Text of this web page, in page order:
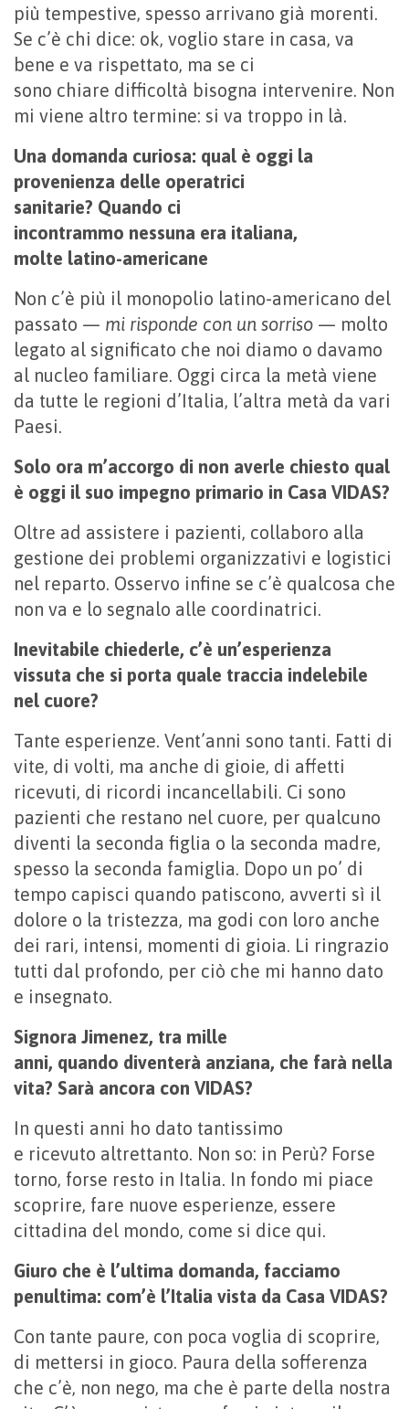
più tempestive, spesso arrivano già morenti.
Se c’è chi dice: ok, voglio stare in casa, va
bene e va rispettato, ma se ci
sono chiare difficoltà bisogna intervenire. Non
mi viene altro termine: si va troppo in là.
Una domanda curiosa: qual è oggi la
provenienza delle operatrici
sanitarie? Quando ci
incontrammo nessuna era italiana,
molte latino-americane
Non c’è più il monopolio latino-americano del
passato — mi risponde con un sorriso — molto
legato al significato che noi diamo o davamo
al nucleo familiare. Oggi circa la metà viene
da tutte le regioni d’Italia, l’altra metà da vari
Paesi.
Solo ora m’accorgo di non averle chiesto qual
è oggi il suo impegno primario in Casa VIDAS?
Oltre ad assistere i pazienti, collaboro alla
gestione dei problemi organizzativi e logistici
nel reparto. Osservo infine se c’è qualcosa che
non va e lo segnalo alle coordinatrici.
Inevitabile chiederle, c’è un’esperienza
vissuta che si porta quale traccia indelebile
nel cuore?
Tante esperienze. Vent’anni sono tanti. Fatti di
vite, di volti, ma anche di gioie, di affetti
ricevuti, di ricordi incancellabili. Ci sono
pazienti che restano nel cuore, per qualcuno
diventi la seconda figlia o la seconda madre,
spesso la seconda famiglia. Dopo un po’ di
tempo capisci quando patiscono, avverti sì il
dolore o la tristezza, ma godi con loro anche
dei rari, intensi, momenti di gioia. Li ringrazio
tutti dal profondo, per ciò che mi hanno dato
e insegnato.
Signora Jimenez, tra mille
anni, quando diventerà anziana, che farà nella
vita? Sarà ancora con VIDAS?
In questi anni ho dato tantissimo
e ricevuto altrettanto. Non so: in Perù? Forse
torno, forse resto in Italia. In fondo mi piace
scoprire, fare nuove esperienze, essere
cittadina del mondo, come si dice qui.
Giuro che è l’ultima domanda, facciamo
penultima: com’è l’Italia vista da Casa VIDAS?
Con tante paure, con poca voglia di scoprire,
di mettersi in gioco. Paura della sofferenza
che c’è, non nego, ma che è parte della nostra